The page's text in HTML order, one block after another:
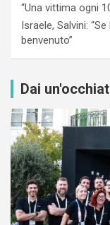
“Una vittima ogni
Israele, Salvini:
benvenuto”
Dai